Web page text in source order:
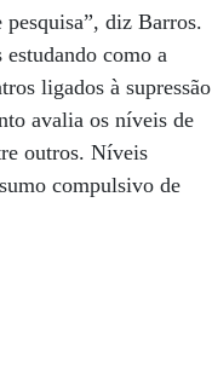
diz Barros.
como a
ligados à supressão
avalia os níveis de
outros. Níveis
compulsivo de